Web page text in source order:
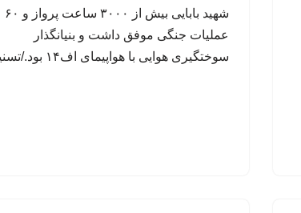
شهید بابایی بیش از ۳۰۰۰ ساعت پرواز و ۶۰
عملیات جنگی موفق داشت و بنیانگذار
سوختگیری هوایی با هواپیمای اف۱۴ بود./تسنیم